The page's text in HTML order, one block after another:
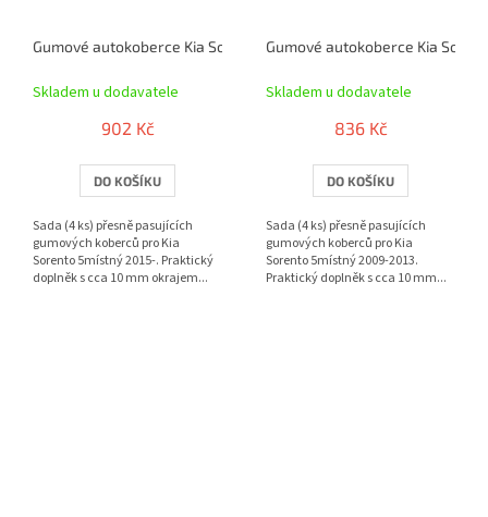
Gumové autokoberce Kia Sorento 5místný 2015- | RIGUM
Skladem u dodavatele
902 Kč
DO KOŠÍKU
Sada (4 ks) přesně pasujících
gumových koberců pro Kia
Sorento 5místný 2015-. Praktický
doplněk s cca 10 mm okrajem...
Gumové autokoberce Kia
Skladem u dodavatele
836 Kč
DO KOŠÍKU
Sada (4 ks) přesně pasujících
gumových koberců pro Kia
Sorento 5místný 2009-2013.
Praktický doplněk s cca 10 mm...